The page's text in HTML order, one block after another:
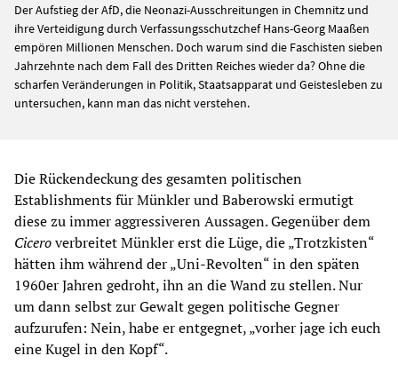
Der Aufstieg der AfD, die Neonazi-Ausschreitungen in Chemnitz und
ihre Verteidigung durch Verfassungsschutzchef Hans-Georg Maaßen
empören Millionen Menschen. Doch warum sind die Faschisten sieben
Jahrzehnte nach dem Fall des Dritten Reiches wieder da? Ohne die
scharfen Veränderungen in Politik, Staatsapparat und Geistesleben zu
untersuchen, kann man das nicht verstehen.
Die Rückendeckung des gesamten politischen
Establishments für Münkler und Baberowski ermutigt
diese zu immer aggressiveren Aussagen. Gegenüber dem
Ciceroverbreitet Münkler erst die Lüge, die „Trotzkisten“
hätten ihm während der „Uni-Revolten“ in den späten
1960er Jahren gedroht, ihn an die Wand zu stellen. Nur
um dann selbst zur Gewalt gegen politische Gegner
aufzurufen: Nein, habe er entgegnet, „vorher jage ich euch
eine Kugel in den Kopf“.